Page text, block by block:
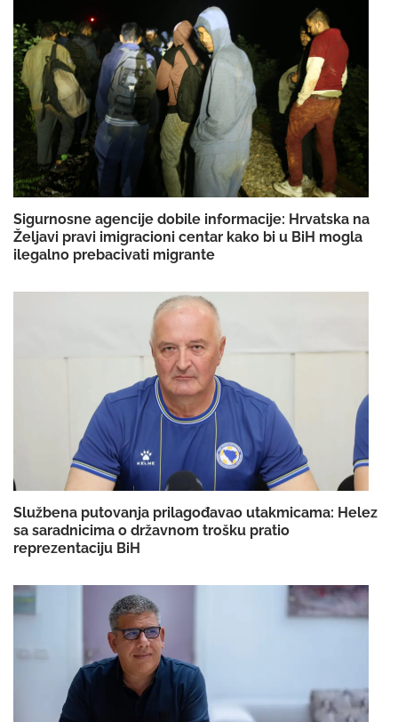
Sigurnosne agencije dobile informacije: Hrvatska na
Željavi pravi imigracioni centar kako bi u BiH mogla
ilegalno prebacivati migrante
Službena putovanja prilagođavao utakmicama: Helez
sa saradnicima o državnom trošku pratio
reprezentaciju BiH